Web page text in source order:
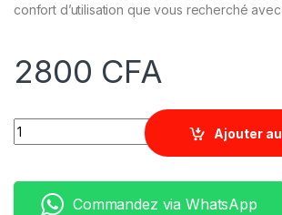
confort d’utilisation que vous recherché
2800 CFA
Quantity
Ajouter
Commandez via WhatsApp